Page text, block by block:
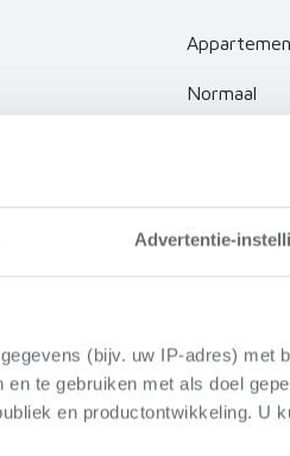
Advertentie-
(bijv. uw IP-adres) met
te gebruiken met als doel
en productontwikkeling. U
Normaal
2024